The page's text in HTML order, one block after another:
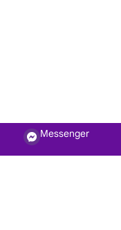
Messenger